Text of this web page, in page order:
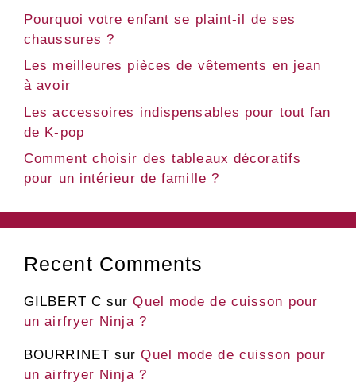
Pourquoi votre enfant se plaint-il de ses
chaussures ?
Les meilleures pièces de vêtements en jean
à avoir
Les accessoires indispensables pour tout fan
de K-pop
Comment choisir des tableaux décoratifs
pour un intérieur de famille ?
Recent Comments
GILBERT C surQuel mode de cuisson pour
un airfryer Ninja ?
BOURRINET surQuel mode de cuisson pour
un airfryer Ninja ?